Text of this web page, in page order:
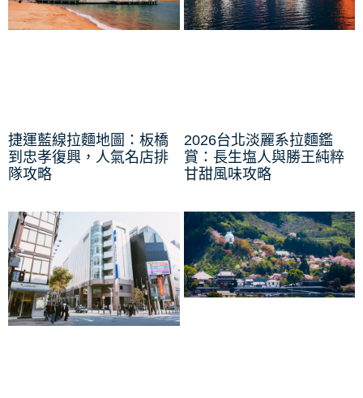
捷運藍線拉麵地圖：板橋
到忠孝復興，人氣名店排
隊攻略
2026台北淡麗系拉麵鑑
賞：長生塩人與勝王純粹
甘甜風味攻略